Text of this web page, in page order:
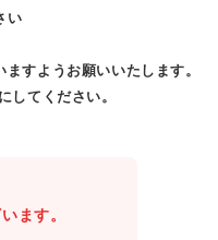
い
すようお願いいたします。
してください。
ます。